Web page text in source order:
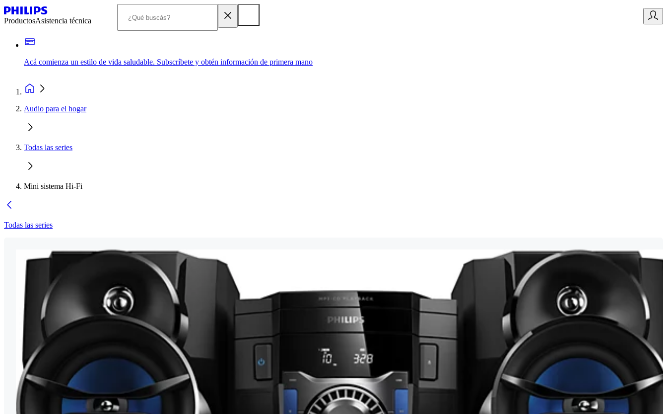
ProductosAsistencia técnica
Acá comienza un estilo de vida saludable. Subscríbete y obtén información de primera mano
Audio para el hogar
Todas las series
Mini sistema Hi-Fi
Todas las series